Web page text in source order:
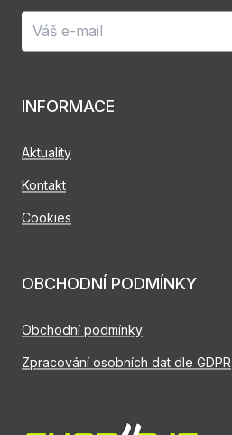
INFORMACE
Aktuality
Kontakt
Cookies
OBCHODNÍ PODMÍNKY
Obchodní podmínky
Zpracování osobních dat dle GDPR